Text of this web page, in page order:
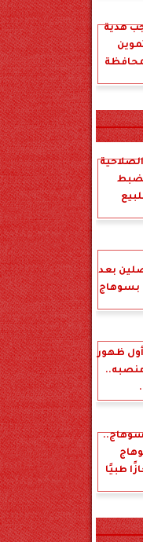
هدية
بعد
بسوهاج
ظهور
سوهاج..
طبيًا